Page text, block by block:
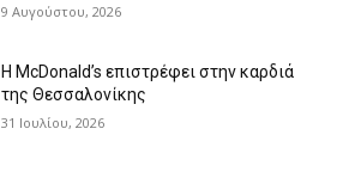
9 Αυγούστου, 2026
Η McDonald’s επιστρέφει στην καρδιά
της Θεσσαλονίκης
31 Ιουλίου, 2026